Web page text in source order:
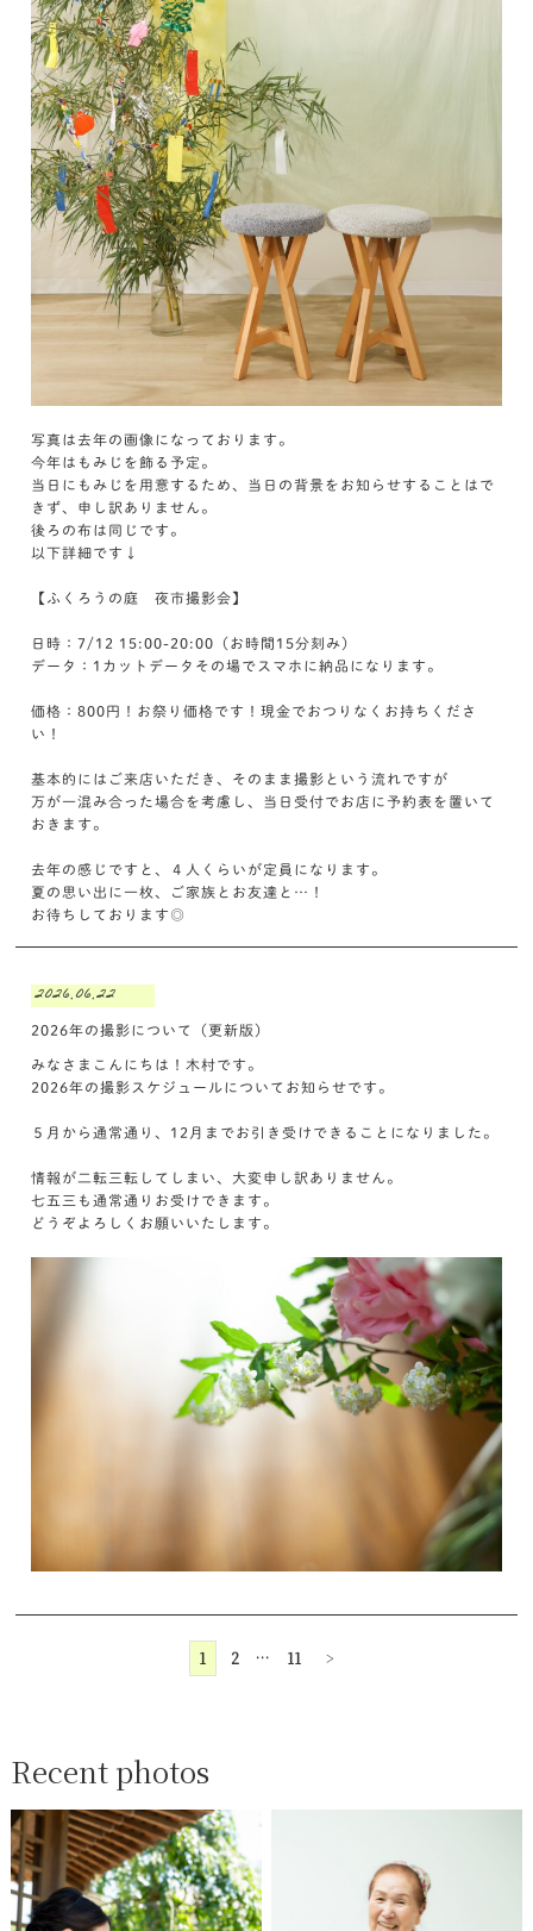
写真は去年の画像になっております。
今年はもみじを飾る予定。
当日にもみじを用意するため、当日の背景をお知らせすることはで
きず、申し訳ありません。
後ろの布は同じです。
以下詳細です↓
【ふくろうの庭 夜市撮影会】
日時：7/12 15:00-20:00（お時間15分刻み）
データ：1カットデータその場でスマホに納品になります。
価格：800円！お祭り価格です！現金でおつりなくお持ちくださ
い！
基本的にはご来店いただき、そのまま撮影という流れですが
万が一混み合った場合を考慮し、当日受付でお店に予約表を置いて
おきます。
去年の感じですと、４人くらいが定員になります。
夏の思い出に一枚、ご家族とお友達と…！
お待ちしております◎
2026.06.22
2026年の撮影について（更新版）
みなさまこんにちは！木村です。
2026年の撮影スケジュールについてお知らせです。
５月から通常通り、12月までお引き受けできることになりました。
情報が二転三転してしまい、大変申し訳ありません。
七五三も通常通りお受けできます。
どうぞよろしくお願いいたします。
1 2 … 11 >
Recent photos